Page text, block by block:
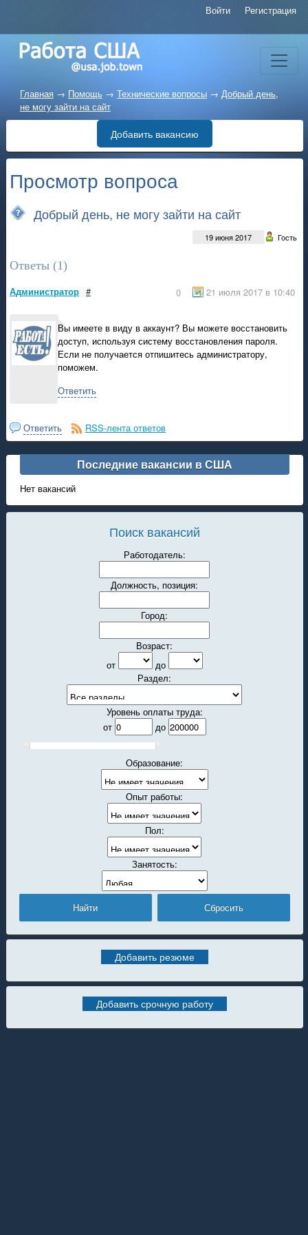
Войти Регистрация
Главная → Помощь→ Технические вопросы→ Добрый день,
не могу зайти на сайт
Добавить вакансию
Просмотр вопроса
Добрый день, не могу зайти на сайт
Гость
19 июня 2017
Ответы (1)
Администратор # 21 июля 2017 в 10:40
0
Вы имеете в виду в аккаунт? Вы можете восстановить
доступ, используя систему восстановления пароля.
Если не получается отпишитесь администратору,
поможем.
Ответить
Ответить RSS-лента ответов
Последние вакансии в США
Нет вакансий
Поиск вакансий
Работодатель:
Должность, позиция:
Город:
Возраст:
от
до
Раздел:
Уровень оплаты труда:
от
до
Образование:
Опыт работы:
Пол:
Занятость:
Добавить резюме
Добавить срочную работу